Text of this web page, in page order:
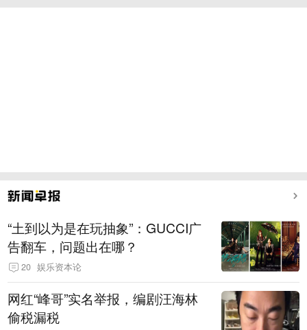
“土到以为是在玩抽象”：GUCCI广
告翻车，问题出在哪？
20 娱乐资本论
网红“峰哥”实名举报，编剧汪海林
偷税漏税